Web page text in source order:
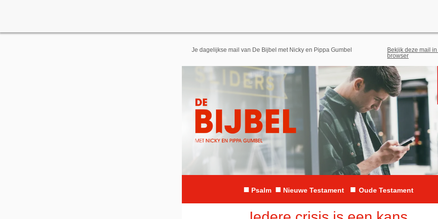
Je dagelijkse mail van De Bijbel met Nicky en Pippa Gumbel
Bekijk deze mail
browser
■ Psalm ■ Nieuwe Testament ■ Oude Testament